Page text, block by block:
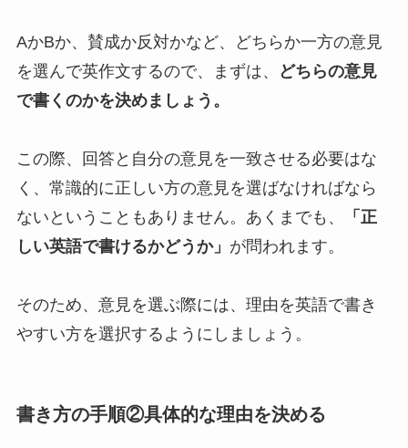
AかBか、賛成か反対かなど、どちらか一方の意見
を選んで英作文するので、まずは、
どちらの意見
で書くのかを決めましょう。
この際、回答と自分の意見を一致させる必要はな
く、常識的に正しい方の意見を選ばなければなら
ないということもありません。あくまでも、
「正
しい英語で書けるかどうか」 が問われます。
そのため、意見を選ぶ際には、理由を英語で書き
やすい方を選択するようにしましょう。
書き方の手順②具体的な理由を決める